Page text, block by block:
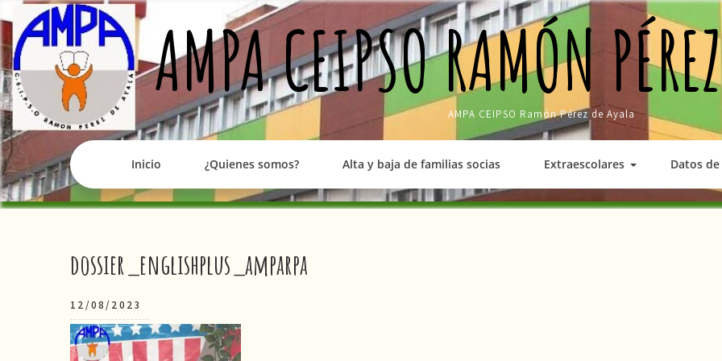
to
content
AMPA CEIPSO RAMÓN
AMPA CEIPSO Ramón Pérez de Ayala
Inicio ¿Quienes somos? Alta y baja de familias socias Extraescolares Datos
dossier_englishplus_amparpa
12/08/2023
Navegación
de
entradas